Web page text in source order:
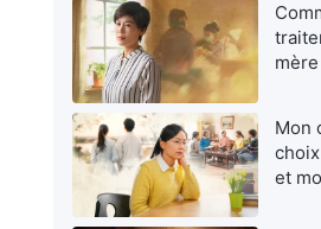
mère
Mon
et